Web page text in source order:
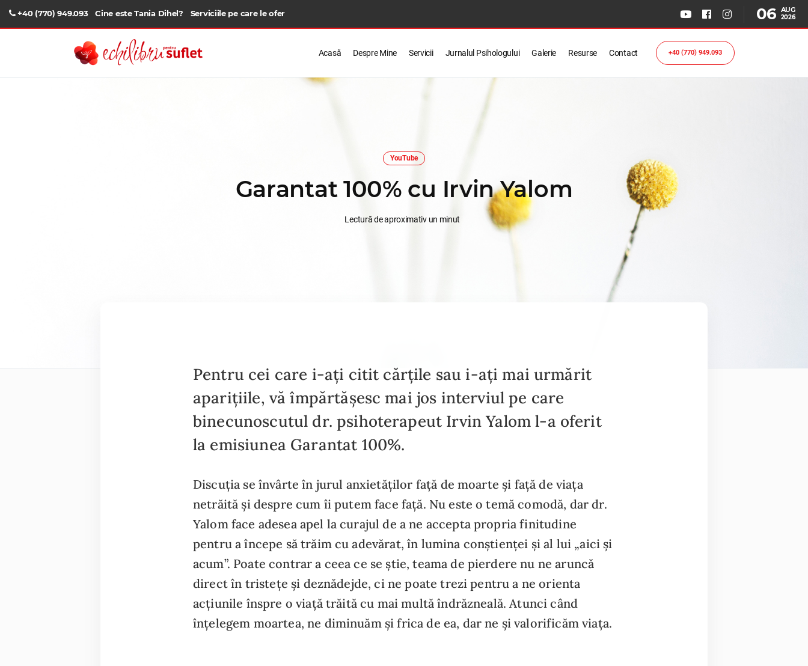
+40 (770) 949.093 Cine este Tania Dihel? Serviciile pe care le ofer 06 AUG
2026
Acasă Despre Mine Servicii Jurnalul Psihologului Galerie Resurse Contact +40 (770) 949.093
YouTube
Garantat 100% cu Irvin Yalom
Lectură de aproximativ un minut
Pentru cei care i-ați citit cărțile sau i-ați mai urmărit
aparițiile, vă împărtășesc mai jos interviul pe care
binecunoscutul dr. psihoterapeut Irvin Yalom l-a oferit
la emisiunea Garantat 100%.
Discuția se învârte în jurul anxietăților față de moarte și față de viața
netrăită și despre cum îi putem face față. Nu este o temă comodă, dar dr.
Yalom face adesea apel la curajul de a ne accepta propria finitudine
pentru a începe să trăim cu adevărat, în lumina conștienței și al lui „aici și
acum”. Poate contrar a ceea ce se știe, teama de pierdere nu ne aruncă
direct în tristețe și deznădejde, ci ne poate trezi pentru a ne orienta
acțiunile înspre o viață trăită cu mai multă îndrăzneală. Atunci când
înțelegem moartea, ne diminuăm și frica de ea, dar ne și valorificăm viața.